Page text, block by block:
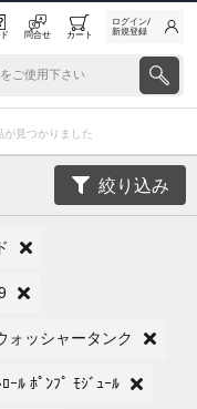
問合せ カート
ログイン/
新規登録
が見つかりました
絞り込み
ォッシャータンク
ｰﾙ ﾎﾟﾝﾌﾟ ﾓｼﾞｭｰﾙ